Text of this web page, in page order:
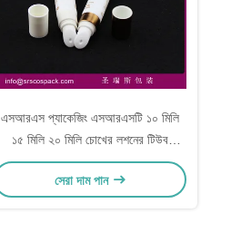
এসআরএস প্যাকেজিং এসআরএসটি ১০ মিলি
১৫ মিলি ২০ মিলি চোখের লশনের টিউব
প্যাকেজিং
সেরা দাম পান